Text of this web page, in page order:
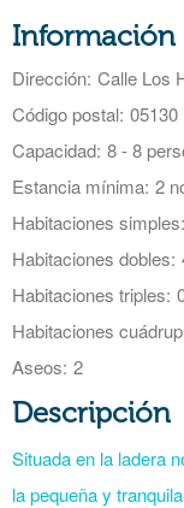
Información
Dirección: Calle Los
Código postal: 05130
Capacidad: 8 - 8
Estancia mínima: 2
Habitaciones simples:
Habitaciones dobles:
Habitaciones triples:
Habitaciones
Aseos: 2
Descripción
Situada en la ladera
la pequeña y